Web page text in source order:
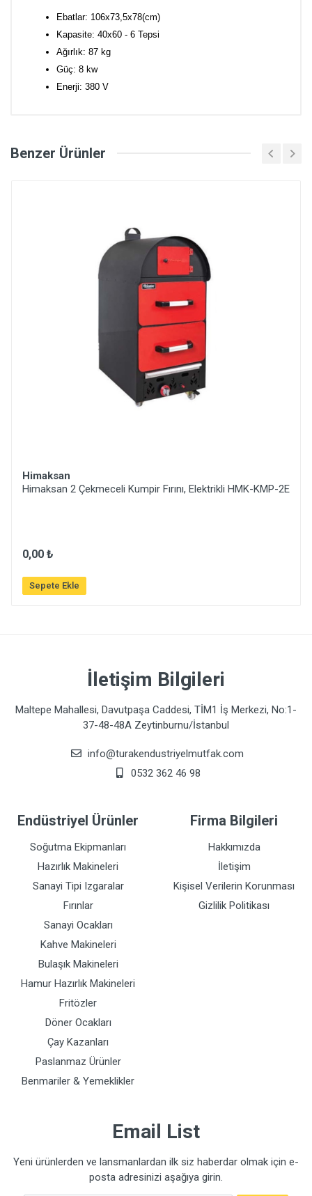
Ebatlar: 106x73,5x78(cm)
Kapasite: 40x60 - 6 Tepsi
Ağırlık: 87 kg
Güç: 8 kw
Enerji: 380 V
Benzer Ürünler
Himaksan
Himaksan 2 Çekmeceli Kumpir Fırını, Elektrikli HMK-KMP-2E
0,00 ₺
Sepete Ekle
İletişim Bilgileri
Maltepe Mahallesi, Davutpaşa Caddesi, TİM1 İş Merkezi, No:1-
37-48-48A Zeytinburnu/İstanbul
info@turakendustriyelmutfak.com
0532 362 46 98
Endüstriyel Ürünler
Soğutma Ekipmanları
Hazırlık Makineleri
Sanayi Tipi Izgaralar
Fırınlar
Sanayi Ocakları
Kahve Makineleri
Bulaşık Makineleri
Hamur Hazırlık Makineleri
Fritözler
Döner Ocakları
Çay Kazanları
Paslanmaz Ürünler
Benmariler & Yemeklikler
Firma Bilgileri
Hakkımızda
İletişim
Kişisel Verilerin Korunması
Gizlilik Politikası
Email List
Yeni ürünlerden ve lansmanlardan ilk siz haberdar olmak için e-
posta adresinizi aşağıya girin.